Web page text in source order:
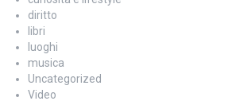
diritto
libri
luoghi
musica
Uncategorized
Video